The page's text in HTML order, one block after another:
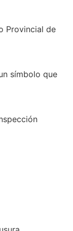
Provincial de
símbolo que